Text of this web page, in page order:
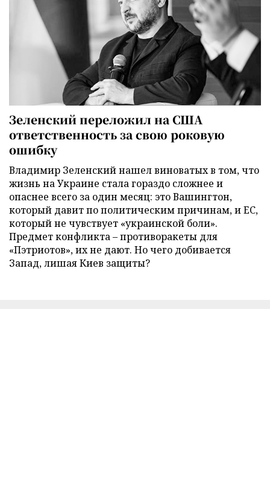
Зеленский переложил на США
ответственность за свою роковую
ошибку
Владимир Зеленский нашел виноватых в том, что
жизнь на Украине стала гораздо сложнее и
опаснее всего за один месяц: это Вашингтон,
который давит по политическим причинам, и ЕС,
который не чувствует «украинской боли».
Предмет конфликта – противоракеты для
«Пэтриотов», их не дают. Но чего добивается
Запад, лишая Киев защиты?